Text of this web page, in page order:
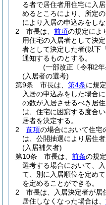
る者で居住者用住宅に入
めるところにより、所定
により入居の申込みをしな
2
市長は、 前項の規定によ
用住宅の入居者として決
者として決定した者(以下
通知するものとする。
(一部改正〔令和2
(入居者の選考)
第9条
市長は、 第4条に規
入居の申込みをした場合
の数が入居させるべき居
は、住宅に困窮する度合
居者を決定する。
2
前項の場合において住宅
は、公開抽選により居住
(入居補欠者)
第10条
市長は、 前条の規
選考する場合において、
て、別に入居順位を定め
を定めることができる。
2
市長は、入居決定者が居
居住しなくなった場合は、